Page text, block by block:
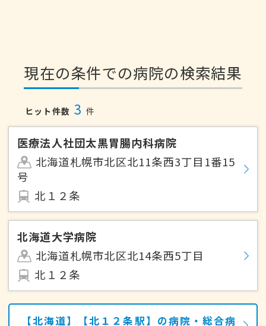
現在の条件での病院の検索結果
ヒット件数 3 件
医療法人社団太黒胃腸内科病院
北海道札幌市北区北11条西3丁目1番15
号
北１２条
北海道大学病院
北海道札幌市北区北14条西5丁目
北１２条
【北海道】【北１２条駅】の病院・総合病